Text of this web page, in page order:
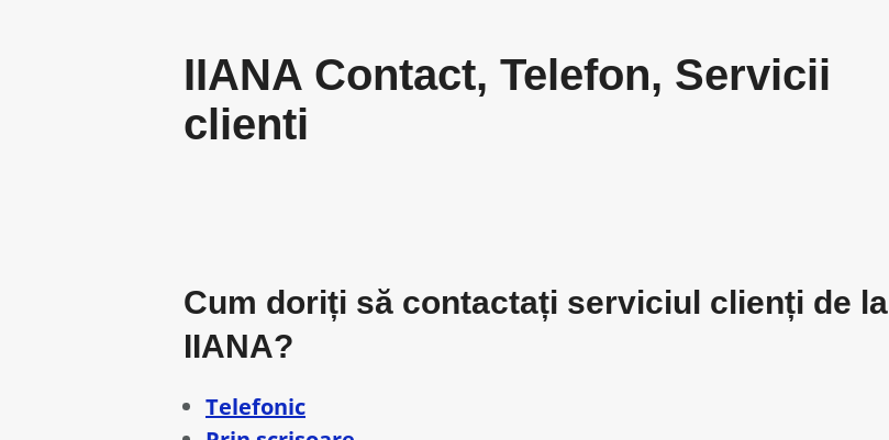
IIANA Contact, Telefon, Servicii
clienti
Cum doriți să contactați serviciul clienți de la
IIANA?
Telefonic